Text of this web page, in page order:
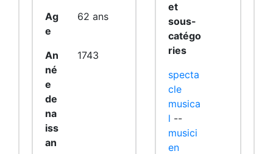
Ag
e
62 ans
An
né
e
de
na
iss
an
1743
et
sous-
catégo
ries
specta
cle
musica
l --
musici
en